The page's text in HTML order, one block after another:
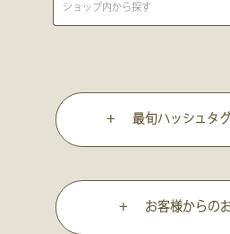
+ 最旬ハッシュタ
+ お客様からの